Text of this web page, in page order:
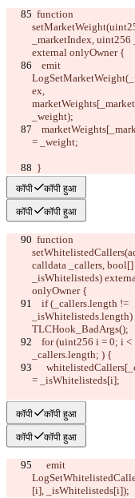
_marketIndex,
external onlyOwner {
ex,
_weight);
= _weight;
  }
कॉपी कॉपी हुआ
कॉपी कॉपी हुआ
calldata _callers,
_isWhitelisteds)
onlyOwner {
TLCHook_BadArgs();
for (uint256 i = 0; i <
_callers.length; ) {
= _isWhitelisteds[i];
कॉपी कॉपी हुआ
कॉपी कॉपी हुआ
[i], _isWhitelisteds[i]);